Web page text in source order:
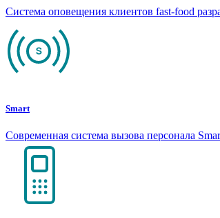
Система оповещения клиентов fast-food
Smart
Современная система вызова персонала